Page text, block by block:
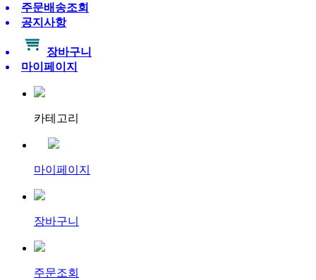
주문배송조회
공지사항
장바구니
마이페이지
카테고리
마이페이지
장바구니
주문조회